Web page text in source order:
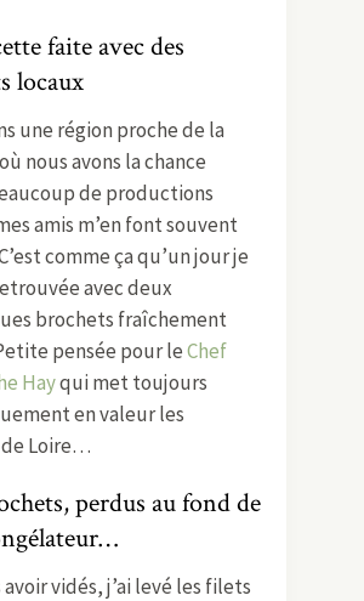
faite avec des
locaux
une région proche de la
nous avons la chance
de productions
amis m’en font souvent
comme ça qu’un jour je
avec deux
brochets fraîchement
pensée pour leChef
Hayqui met toujours
en valeur les
de Loire…
perdus au fond de
avoir vidés, j’ai levé les filets